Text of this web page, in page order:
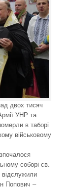
двох тисяч
УНР та
в таборі
військовому
соборі св.
Попович –